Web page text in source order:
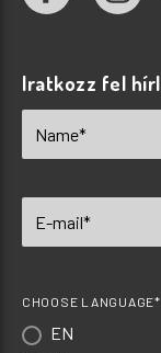
Iratkozz fel
CHOOSE LANGUAGE*
EN